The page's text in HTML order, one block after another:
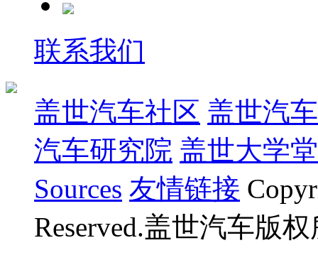
联系我们
盖世汽车社区 盖世汽
汽车研究院 盖世大学堂
Sources 友情链接
Reserved.盖世汽车版